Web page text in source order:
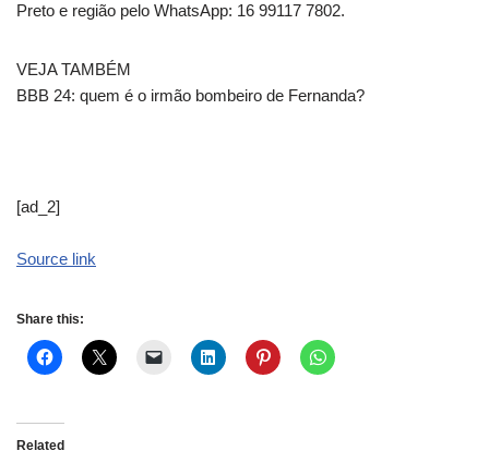
Preto e região pelo WhatsApp: 16 99117 7802.
VEJA TAMBÉM
BBB 24: quem é o irmão bombeiro de Fernanda?
[ad_2]
Source link
Share this:
Related